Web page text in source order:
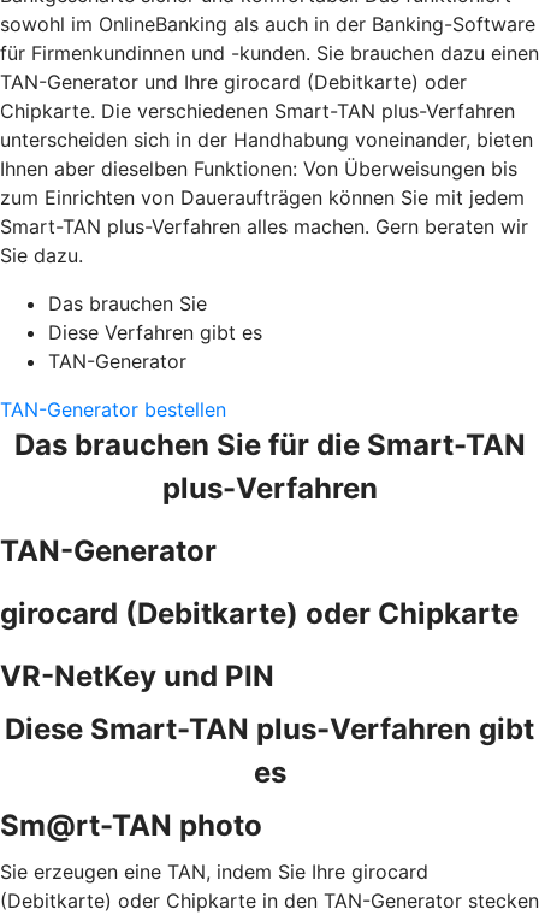
sowohl im OnlineBanking als auch in der Banking-Software
für Firmenkundinnen und -kunden. Sie brauchen dazu einen
TAN-Generator und Ihre girocard (Debitkarte) oder
Chipkarte. Die verschiedenen Smart-TAN plus-Verfahren
unterscheiden sich in der Handhabung voneinander, bieten
Ihnen aber dieselben Funktionen: Von Überweisungen bis
zum Einrichten von Daueraufträgen können Sie mit jedem
Smart-TAN plus-Verfahren alles machen. Gern beraten wir
Sie dazu.
Das brauchen Sie
Diese Verfahren gibt es
TAN-Generator
TAN-Generator bestellen
Das brauchen Sie für die Smart-TAN
plus-Verfahren
TAN-Generator
girocard (Debitkarte) oder Chipkarte
VR-NetKey und PIN
Diese Smart-TAN plus-Verfahren gibt
es
Sm@rt-TAN photo
Sie erzeugen eine TAN, indem Sie Ihre girocard
(Debitkarte) oder Chipkarte in den TAN-Generator stecken